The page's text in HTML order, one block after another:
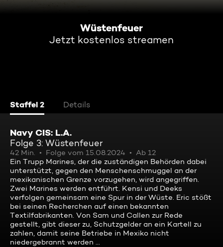
Wüstenfeuer
Jetzt kostenlos streamen
Staffel 2 Details
Navy CIS: L.A.
Folge 3: Wüstenfeuer
42 Min. Folge vom 15.08.2024
Ab 12
Ein Trupp Marines, der die zuständigen Behörden dabei
unterstützt, gegen den Menschenschmuggel an der
mexikanischen Grenze vorzugehen, wird angegriffen.
Zwei Marines werden entführt. Kensi und Deeks
verfolgen gemeinsam eine Spur in der Wüste. Eric stößt
bei seinen Recherchen auf einen bekannten
Textilfabrikanten. Von Sam und Callen zur Rede
gestellt, gibt dieser zu, Schutzgelder an ein Kartell zu
zahlen, damit seine Betriebe in Mexiko nicht
niedergebrannt werden ...